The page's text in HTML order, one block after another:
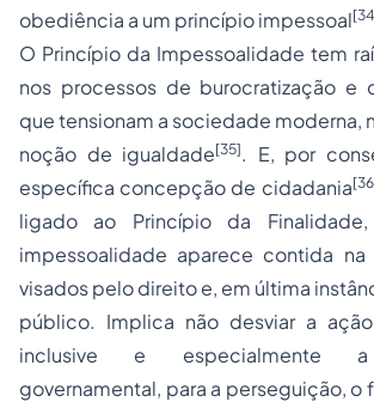
obediência a um princípio impessoal
O Princípio da Impessoalidade tem
nos processos de burocratização e
que tensionam a sociedade moderna,
noção de igualdade[35]. E, por
específica concepção de cidadania
ligado ao Princípio da
impessoalidade aparece contida
visados pelo direito e, em última
público. Implica não desviar a ação
inclusive e especialmente a
governamental, para a perseguição, o